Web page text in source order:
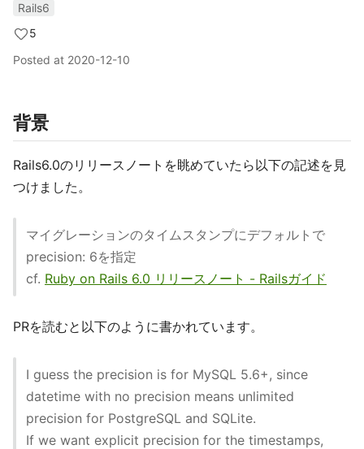
Rails6
5
Posted at 2020-12-10
背景
Rails6.0のリリースノートを眺めていたら以下の記述を見
つけました。
マイグレーションのタイムスタンプにデフォルトで
precision: 6を指定
cf. Ruby on Rails 6.0 リリースノート - Railsガイド
PRを読むと以下のように書かれています。
I guess the precision is for MySQL 5.6+, since
datetime with no precision means unlimited
precision for PostgreSQL and SQLite.
If we want explicit precision for the timestamps,